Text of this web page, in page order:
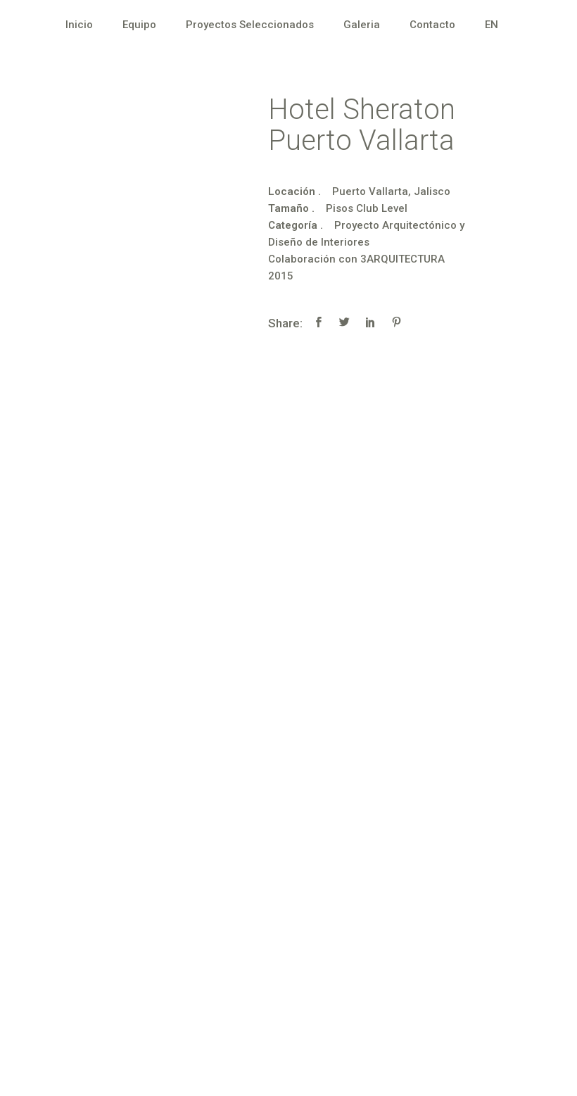
Inicio Equipo Proyectos Seleccionados Galeria Contacto EN
Hotel Sheraton
Puerto Vallarta
Locación .
Puerto Vallarta, Jalisco
Tamaño .
Pisos Club Level
Categoría .
Proyecto Arquitectónico y
Diseño de Interiores
Colaboración con 3ARQUITECTURA
2015
Share: